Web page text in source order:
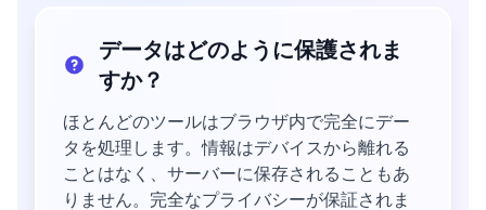
データはどのように保護されま
すか？
ほとんどのツールはブラウザ内で完全にデー
タを処理します。情報はデバイスから離れる
ことはなく、サーバーに保存されることもあ
りません。完全なプライバシーが保証されま